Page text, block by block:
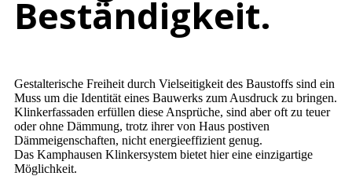
Beständigkeit.
Gestalterische Freiheit durch Vielseitigkeit des Baustoffs sind ein
Muss um die Identität eines Bauwerks zum Ausdruck zu bringen.
Klinkerfassaden erfüllen diese Ansprüche, sind aber oft zu teuer
oder ohne Dämmung, trotz ihrer von Haus postiven
Dämmeigenschaften, nicht energieeffizient genug.
Das Kamphausen Klinkersystem bietet hier eine einzigartige
Möglichkeit.